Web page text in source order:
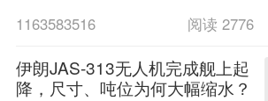
1163583516 阅读 2776
伊朗JAS-313无人机完成舰上起
降，尺寸、吨位为何大幅缩水？